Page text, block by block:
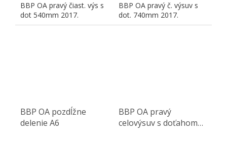
BBP OA pravý čiast. výs s
dot 540mm 2017.
BBP OA pravý č. výsuv s
dot. 740mm 2017.
BBP OA pozdĺžne
delenie A6
BBP OA pravý
celovýsuv s doťahom